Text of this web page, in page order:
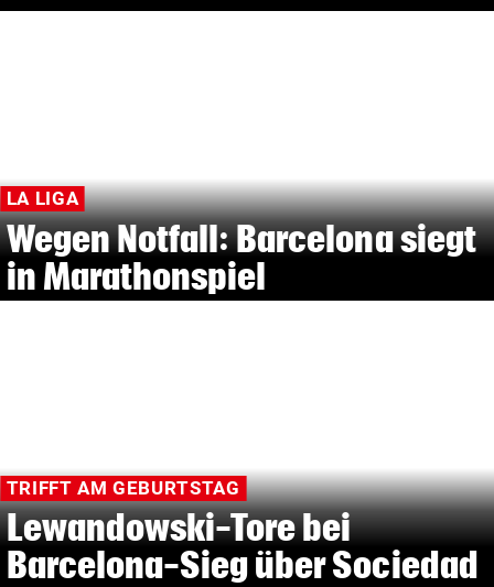
LA LIGA
Wegen Notfall: Barcelona siegt
in Marathonspiel
TRIFFT AM GEBURTSTAG
Lewandowski-Tore bei
Barcelona-Sieg über Sociedad